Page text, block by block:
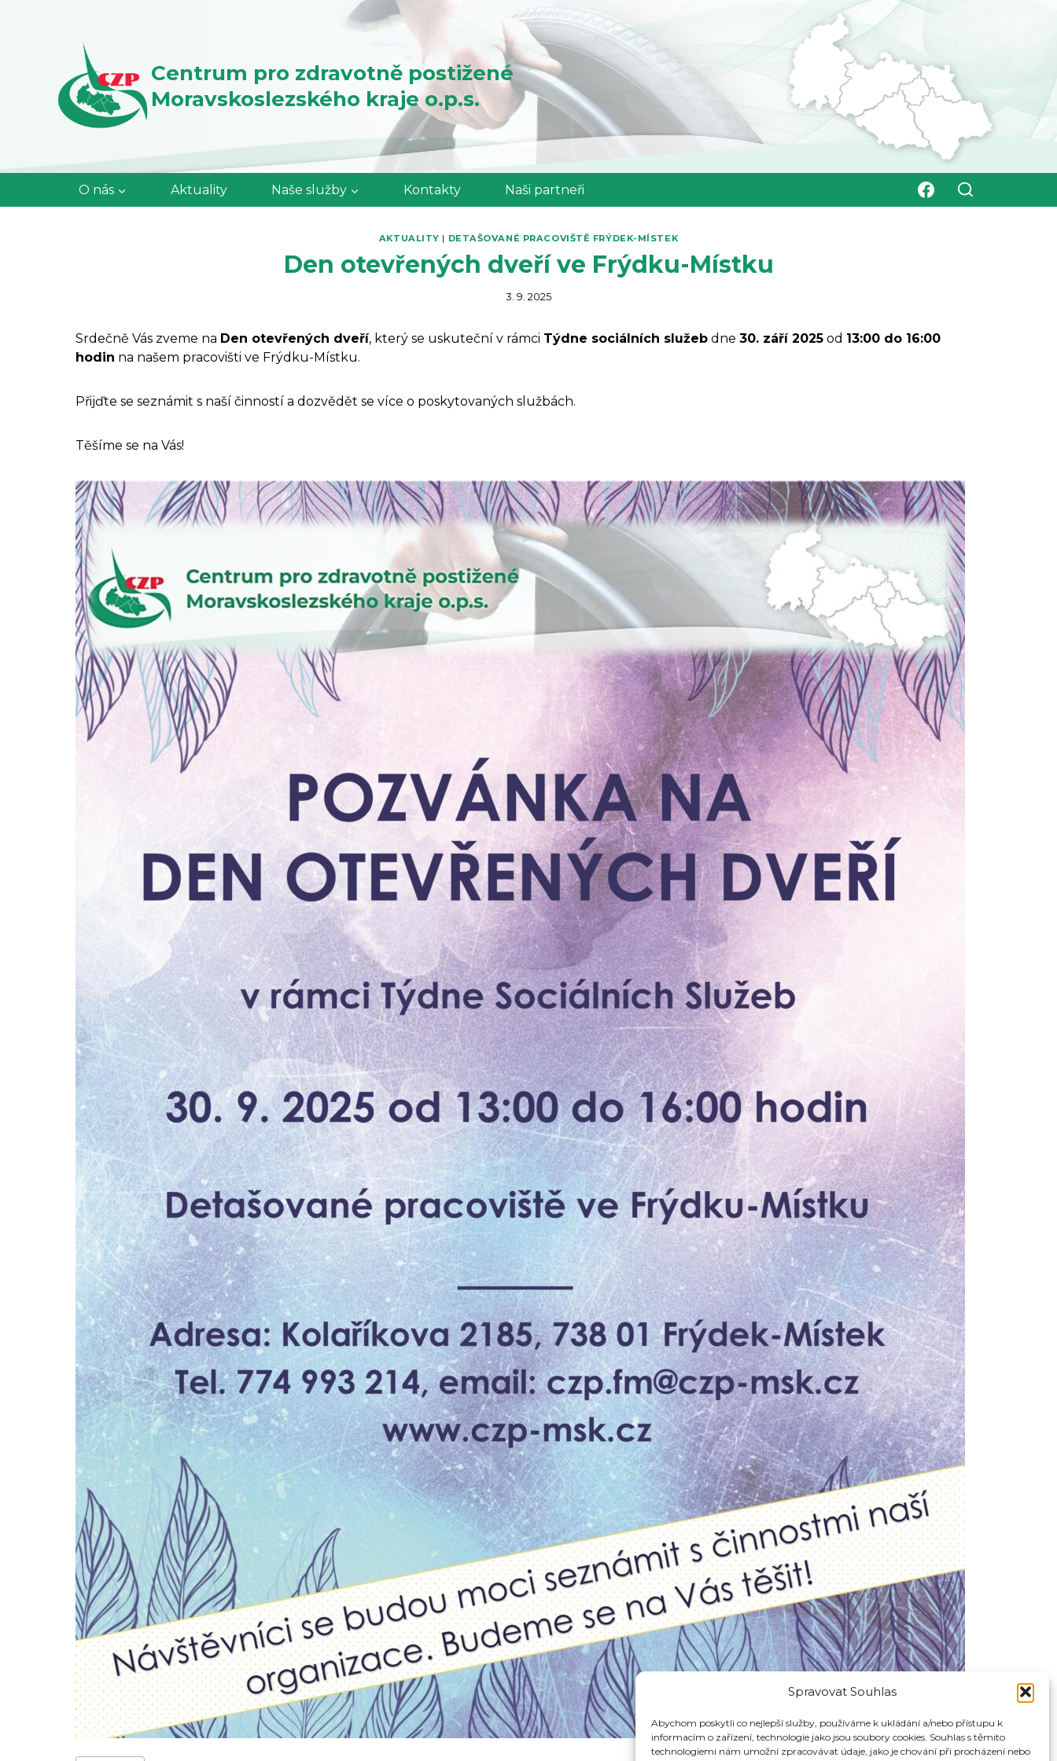
Spravovat Souhlas
Abychom poskytli co nejlepší služby, používáme k ukládání a/nebo přístupu k
informacím o zařízení, technologie jako jsou soubory cookies. Souhlas s těmito
technologiemi nám umožní zpracovávat údaje, jako je chování při procházení nebo
Centrum pro zdravotně postižené
Moravskoslezského kraje o.p.s.
O nás Aktuality Naše služby Kontakty Naši partneři
AKTUALITY | DETAŠOVANÉ PRACOVIŠTĚ FRÝDEK-MÍSTEK
Den otevřených dveří ve Frýdku-Místku
3. 9. 2025
Srdečně Vás zveme na Den otevřených dveří, který se uskuteční v rámci Týdne sociálních služeb dne 30. září 2025 od 13:00 do 16:00
hodin na našem pracovišti ve Frýdku-Místku.
Přijďte se seznámit s naší činností a dozvědět se více o poskytovaných službách.
Těšíme se na Vás!